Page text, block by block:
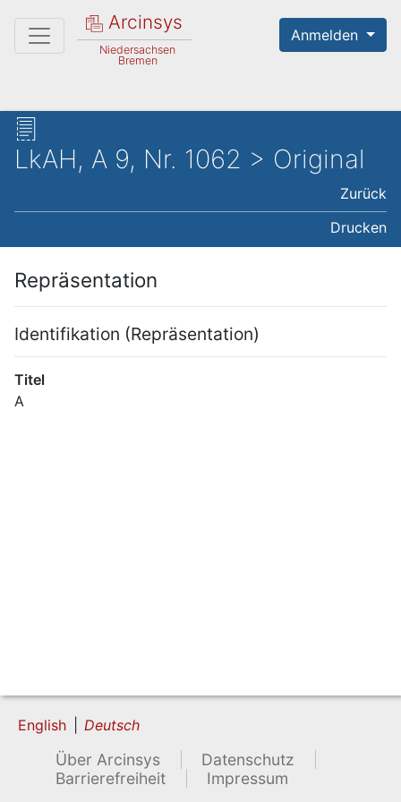
Arcinsys
Niedersachsen
Bremen
Anmelden
LkAH, A 9, Nr. 1062 > Original
Zurück
Drucken
Repräsentation
Identifikation (Repräsentation)
Titel
A
English Deutsch
Über Arcinsys
Datenschutz
Barrierefreiheit
Impressum